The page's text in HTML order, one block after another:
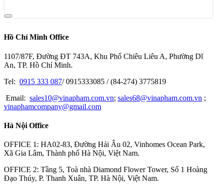
Hồ Chí Minh Office
1107/87F, Đường ĐT 743A, Khu Phố Chiêu Liêu A, Phường Dĩ
An, TP. Hồ Chí Minh.
Tel: 0915 333 087/ 0915333085 / (84-274) 3775819
Email: sales10@vinapham.com.vn; sales68@vinapham.com.vn ;
vinaphamcompany@gmail.com
Hà Nội Office
OFFICE 1: HA02-83, Đường Hải Âu 02, Vinhomes Ocean Park,
Xã Gia Lâm, Thành phố Hà Nội, Việt Nam.
OFFICE 2: Tầng 5, Toà nhà Diamond Flower Tower, Số 1 Hoàng
Đạo Thúy, P. Thanh Xuân, TP. Hà Nội, Việt Nam.